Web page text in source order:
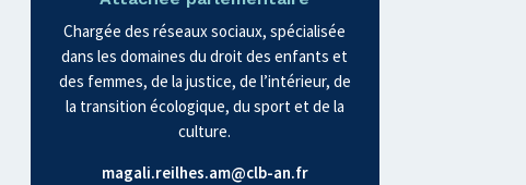
Chargée des réseaux sociaux, spécialisée
dans les domaines du droit des enfants et
des femmes, de la justice, de l’intérieur, de
la transition écologique, du sport et de la
culture.
magali.reilhes.am@clb-an.fr